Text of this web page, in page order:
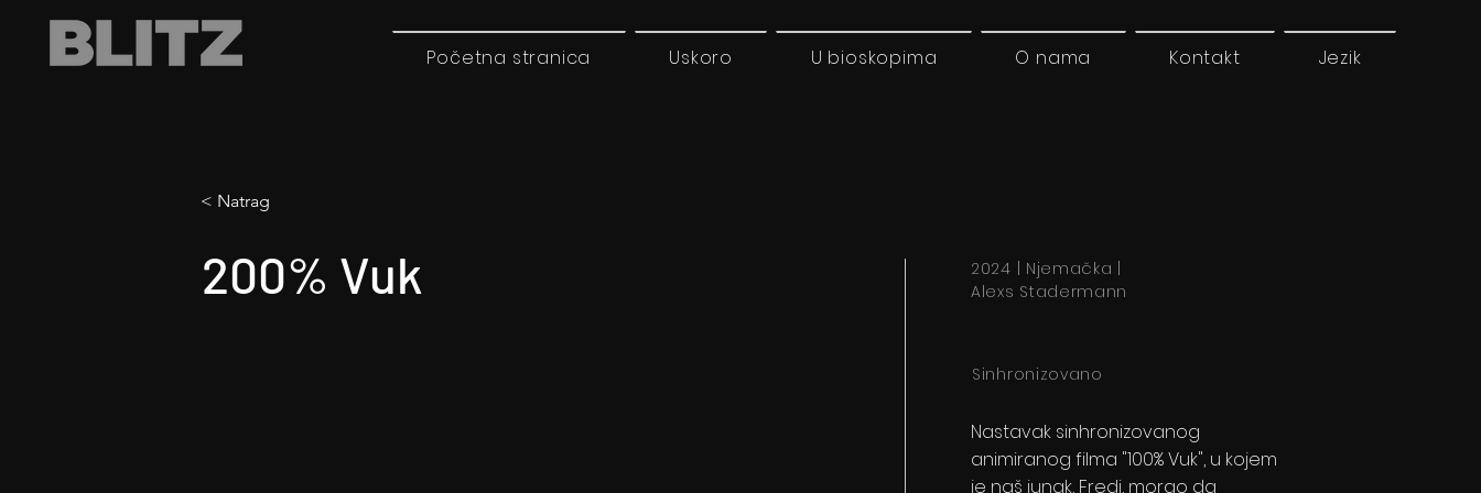
Početna stranica Uskoro U bioskopima O nama Kontakt Jezik
< Natrag
200% Vuk
2024 | Njemačka |
Alexs Stadermann
Sinhronizovano
Nastavak sinhronizovanog
animiranog filma "100% Vuk", u kojem
je naš junak, Fredi, morao da